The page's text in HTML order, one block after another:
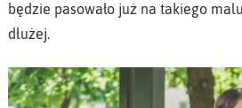
będzie pasowało już na takiego
dłużej.